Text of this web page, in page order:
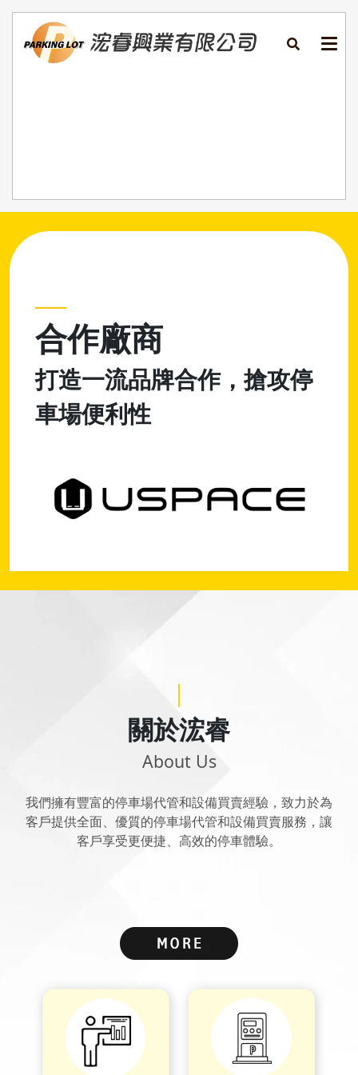
合作廠商
打造一流品牌合作，搶攻停
車場便利性
|
關於浤睿
About Us
我們擁有豐富的停車場代管和設備買賣經驗， 致力於為
客戶提供全面、優質的停車場代管和設備買賣服務，讓
客戶享受更便捷、高效的停車體驗。